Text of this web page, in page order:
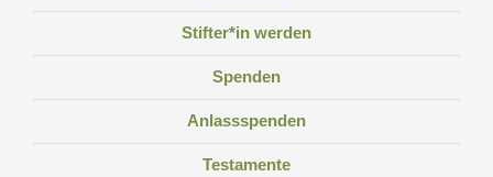
Stifter*in werden
Spenden
Anlassspenden
Testamente